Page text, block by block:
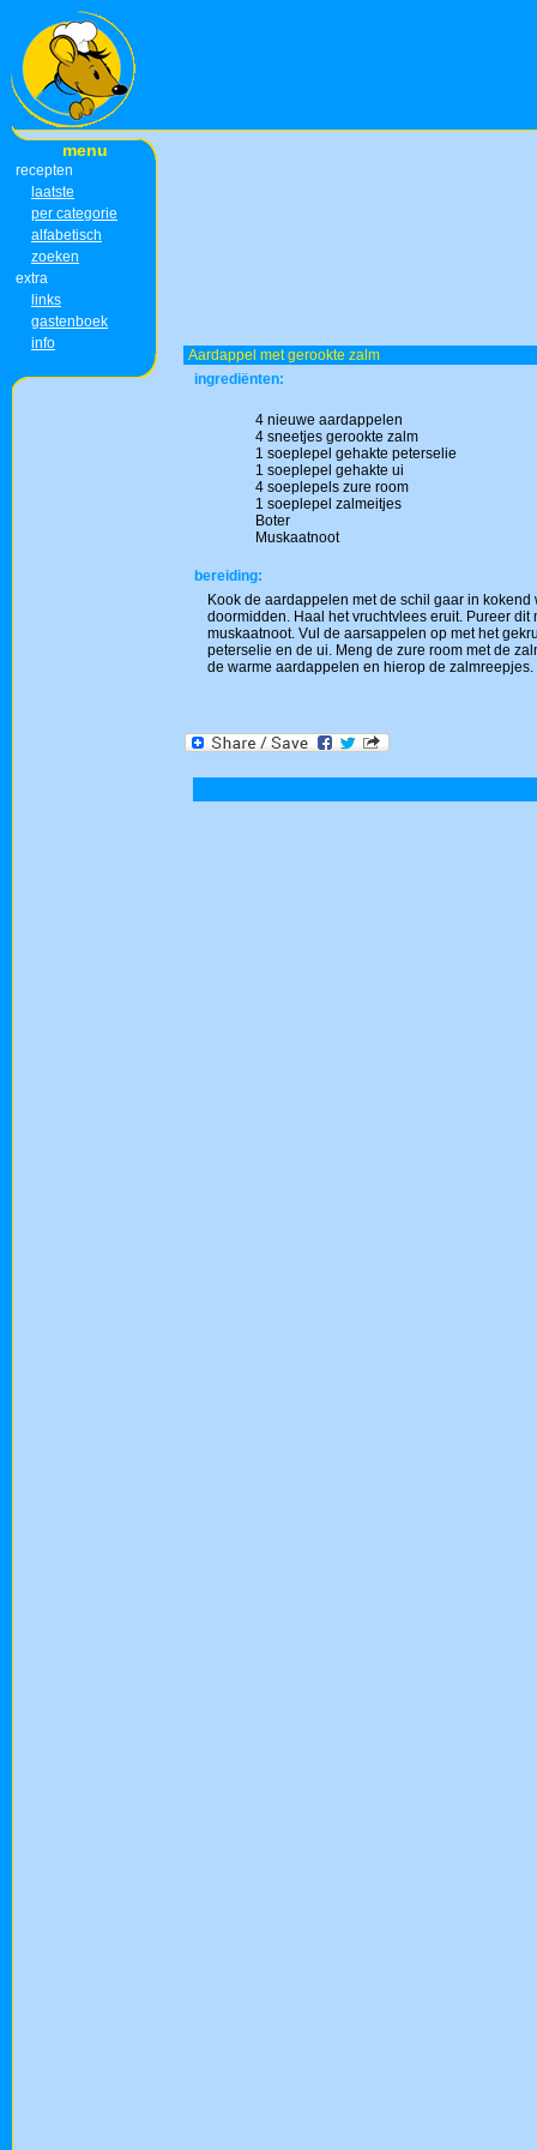
menu
recepten
laatste
per categorie
alfabetisch
zoeken
extra
links
gastenboek
info
Aardappel met gerookte zalm
ingrediënten:
4 nieuwe aardappelen
4 sneetjes gerookte zalm
1 soeplepel gehakte peterselie
1 soeplepel gehakte ui
4 soeplepels zure room
1 soeplepel zalmeitjes
Boter
Muskaatnoot
bereiding:
Kook de aardappelen met de schil gaar in
doormidden. Haal het vruchtvlees eruit. Pureer
muskaatnoot. Vul de aarsappelen op met het
peterselie en de ui. Meng de zure room met de
de warme aardappelen en hierop de